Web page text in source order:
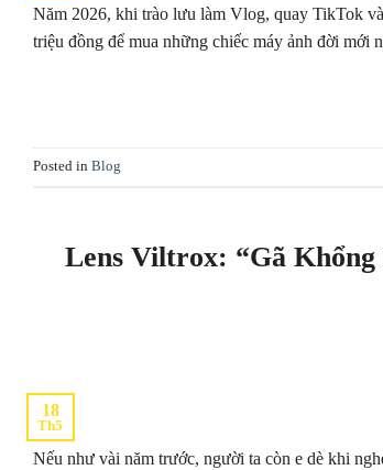
Năm 2026, khi trào lưu làm Vlog, quay TikTok
triệu đồng để mua những chiếc máy ảnh đời
Posted in Blog
Lens Viltrox: “Gã
18
Th5
Nếu như vài năm trước, người ta còn e dè khi